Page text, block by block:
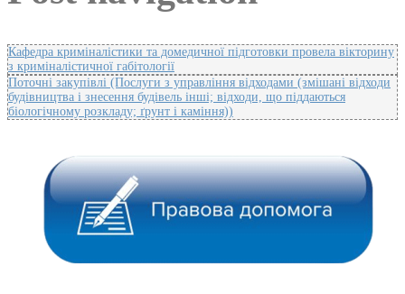
Кафедра криміналістики та домедичної підготовки провела вікторину
з криміналістичної габітології
Поточні закупівлі (Послуги з управління відходами (змішані відходи
будівництва і знесення будівель інші; відходи, що піддаються
біологічному розкладу; ґрунт і каміння))